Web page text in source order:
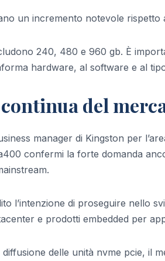
un incremento notevole rispetto
240, 480 e 960 gb. È
hardware, al software e al
del
manager di Kingston per
confermi la forte domanda
l’intenzione di proseguire nello
e prodotti embedded per
delle unità nvme pcie, il